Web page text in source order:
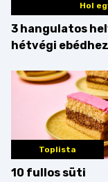
Hol
3 hangulatos
hétvégi ebédhez
Toplista
10 fullos süti